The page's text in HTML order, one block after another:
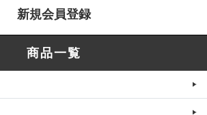
新規会員登録
商品一覧